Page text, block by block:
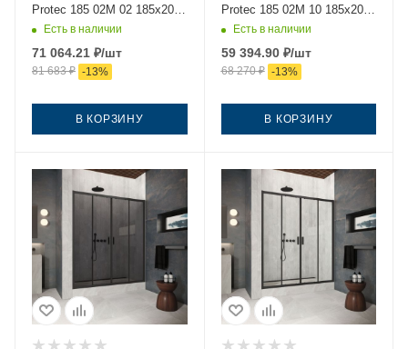
Protec 185 02М 02 185х200
стекло рифленое профиль
Есть в наличии
71 064.21 ₽/шт
81 683₽ -13%
В КОРЗИНУ
Protec 185 02М 10 185х200
стекло матовое профиль
Есть в наличии
59 394.90₽/шт
68 270₽ -13%
В КОРЗИНУ